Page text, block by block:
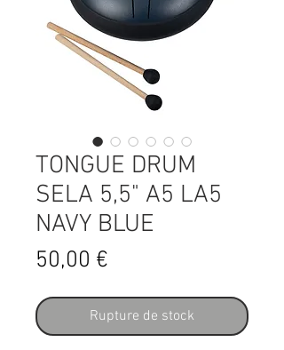
TONGUE DRUM
SELA 5,5" A5 LA5
NAVY BLUE
50,00 €
Rupture de stock